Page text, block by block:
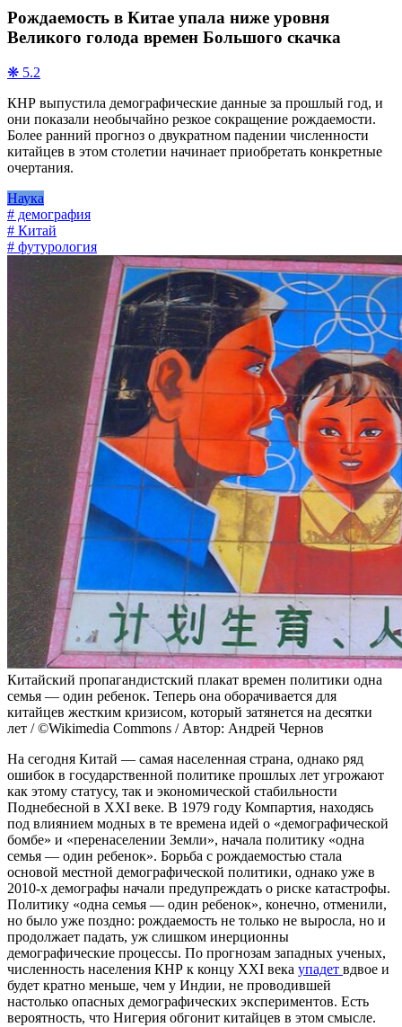
Рождаемость в Китае упала ниже уровня
Великого голода времен Большого скачка
❋ 5.2
КНР выпустила демографические данные за прошлый год, и
они показали необычайно резкое сокращение рождаемости.
Более ранний прогноз о двукратном падении численности
китайцев в этом столетии начинает приобретать конкретные
очертания.
Наука
# демография
# Китай
# футурология
Китайский пропагандистский плакат времен политики одна
семья — один ребенок. Теперь она оборачивается для
китайцев жестким кризисом, который затянется на десятки
лет / ©Wikimedia Commons / Автор: Андрей Чернов
На сегодня Китай — самая населенная страна, однако ряд
ошибок в государственной политике прошлых лет угрожают
как этому статусу, так и экономической стабильности
Поднебесной в XXI веке. В 1979 году Компартия, находясь
под влиянием модных в те времена идей о «демографической
бомбе» и «перенаселении Земли», начала политику «одна
семья — один ребенок». Борьба с рождаемостью стала
основой местной демографической политики, однако уже в
2010-х демографы начали предупреждать о риске катастрофы.
Политику «одна семья — один ребенок», конечно, отменили,
но было уже поздно: рождаемость не только не выросла, но и
продолжает падать, уж слишком инерционны
демографические процессы. По прогнозам западных ученых,
численность населения КНР к концу XXI века упадет вдвое и
будет кратно меньше, чем у Индии, не проводившей
настолько опасных демографических экспериментов. Есть
вероятность, что Нигерия обгонит китайцев в этом смысле.